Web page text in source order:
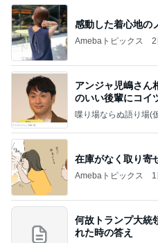
感動した着心地の
Amebaトピックス 2
アンジャ児嶋さん
のいい後輩にコイ
喋り場ならぬ語り場(
在庫がなく取り寄
Amebaトピックス
何故トランプ大統
れた時の答え